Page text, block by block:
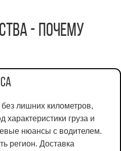
- почему
лишних километров,
характеристики груза и
нюансы с водителем.
регион. Доставка